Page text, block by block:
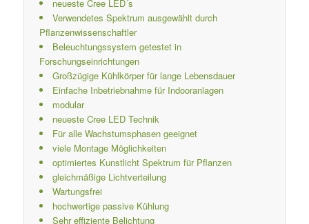
neueste Cree LED´s
Verwendetes Spektrum ausgewählt durch
Pflanzenwissenschaftler
Beleuchtungssystem getestet in
Forschungseinrichtungen
Großzügige Kühlkörper für lange Lebensdauer
Einfache Inbetriebnahme für Indooranlagen
modular
neueste Cree LED Technik
Für alle Wachstumsphasen geeignet
viele Montage Möglichkeiten
optimiertes Kunstlicht Spektrum für Pflanzen
gleichmäßige Lichtverteilung
Wartungsfrei
hochwertige passive Kühlung
Sehr effiziente Belichtung